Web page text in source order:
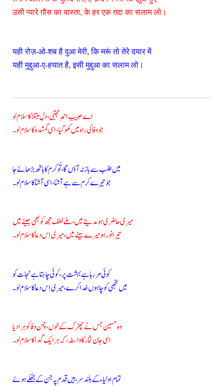
उसी प्यारे ग़ौस का वास्ता, के हर एक ग़दा का सलाम लो।
यही रोज़-ओ-शब है दुआ मेरी, कि मरूं तो तेरे दयार में
यही मुद्दुआ-ए-हयात है, इसी मुद्दुआ का सलाम लो।
اے حبیبِ احمدِ مجتبیٰ، دلِ مبتلا کا سلام لو
جو وفا کی راہ میں کھو گیا، اسی گمشدہ کا سلام لو۔
میں طلب سے باز نہ آؤں گا، تُو کرم کا ہاتھ بڑھائے جا
جو تیرے کرم سے ہے آشنا، اسی آشنا کا سلام لو۔
میری حاضری ہو مدینے میں، ملے لطف مجھ کو بھی جینے میں
تیرا نور ہو میرے سینے میں، میری اِس دعا کا سلام لو۔
کوئی مر رہا ہے بہشت پر، کوئی چاہتا ہے نجات کو
میں تجھی کو چاہوں خدا کرے، میری اِس دعا کا سلام لو۔
وہ حسین جس نے چھڑک کے خوں، چمنِ وفا کو ہرا دیا
اسی جان نثار کا واسطہ، کہ ہر ایک گدا کا سلام لو۔
تمام اولیاء کے بلند سر، ہیں قدم پہ جن کے جھکے ہوئے